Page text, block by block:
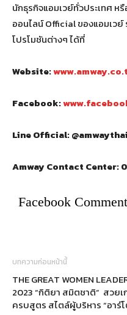
นักธุรกิจแอมเวย์ทั่วประเทศ ห
ออนไลน์ Official ของแอมเว
โปรโมชันต่างๆ ได้ที่
Website:
Facebook:
Line Official:
Amway Contact Center:
Facebook
บทความก่อนหน้านี้
THE GREAT WOMEN
2023 “กิติยา สมิตชาติ” สวยเ
ครบสูตร สไตล์ผู้บริหาร “อาร์โ